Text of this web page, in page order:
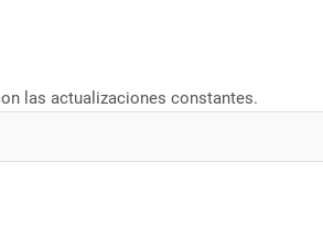
las actualizaciones constantes.